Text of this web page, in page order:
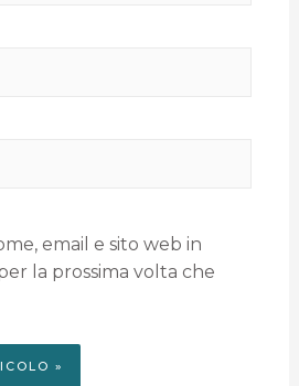
email e sito web in
la prossima volta che